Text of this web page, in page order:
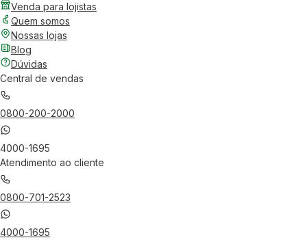
Venda para lojistas
Quem somos
Nossas lojas
Blog
Dúvidas
Central de vendas
0800-200-2000
4000-1695
Atendimento ao cliente
0800-701-2523
4000-1695